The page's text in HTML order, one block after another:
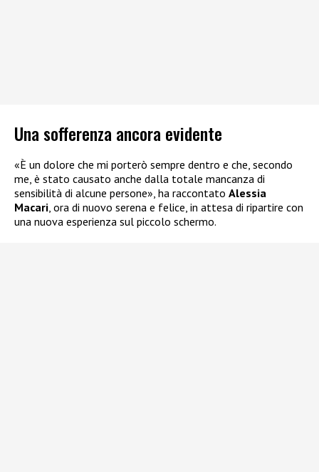
Una sofferenza ancora evidente
«È un dolore che mi porterò sempre dentro e che, secondo
me, è stato causato anche dalla totale mancanza di
sensibilità di alcune persone», ha raccontato Alessia
Macari, ora di nuovo serena e felice, in attesa di ripartire con
una nuova esperienza sul piccolo schermo.